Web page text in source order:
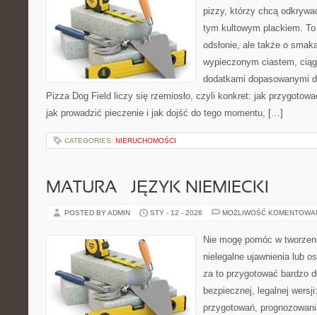
pizzy, którzy chcą
tym kultowym plackiem.
odsłonie, ale także o
wypieczonym ciastem,
dodatkami dopasowanymi
Pizza Dog Field liczy się rzemiosło, czyli konkret: jak
jak prowadzić pieczenie i jak dojść do tego momentu, […]
CATEGORIES: NIERUCHOMOŚCI
MATURA – JĘZYK NIEMIECKI
POSTED BY ADMIN STY - 12 - 2026 MOŻLIWOŚĆ
Nie mogę pomóc w
nielegalne ujawnienia lub
za to przygotować bardzo
bezpiecznej, legalnej
przygotowań,